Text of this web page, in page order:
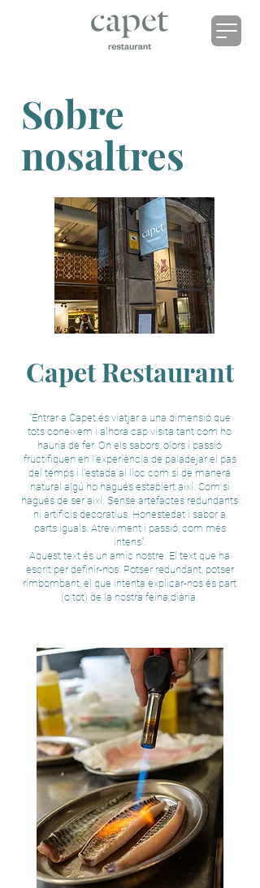
Sobre
nosaltres
Capet Restaurant
"Entrar a Capet és viatjar a una dimensió que
tots coneixem i alhora cap visita tant com ho
hauria de fer. On els sabors, olors i passió
fructifiquen en l'experiència de paladejar el pas
del temps i l'estada al lloc com si de manera
natural algú ho hagués establert així. Com si
hagués de ser així. Sense artefactes redundants
ni artificis decoratius. Honestedat i sabor a
parts iguals. Atreviment i passió, com més
intens".
Aquest text és un amic nostre. El text que ha
escrit per definir-nos. Potser redundant, potser
rimbombant, el que intenta explicar-nos és part
(o tot) de la nostra feina diària.